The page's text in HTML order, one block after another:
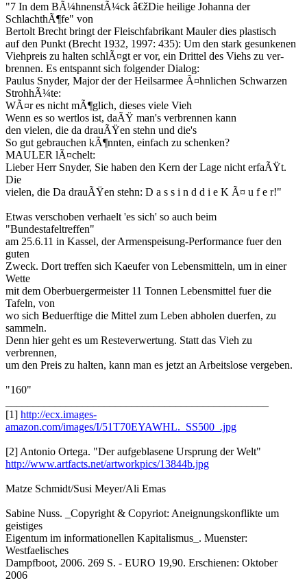
"7 In dem BÃ¼hnenstÃ¼ck â€žDie heilige Johanna der
SchlachthÃ¶fe" von
Bertolt Brecht bringt der Fleischfabrikant Mauler dies plastisch
auf den Punkt (Brecht 1932, 1997: 435): Um den stark gesunkenen
Viehpreis zu halten schlÃ¤gt er vor, ein Drittel des Viehs zu ver-
brennen. Es entspannt sich folgender Dialog:
Paulus Snyder, Major der der Heilsarmee Ã¤hnlichen Schwarzen
StrohhÃ¼te:
WÃ¤r es nicht mÃ¶glich, dieses viele Vieh
Wenn es so wertlos ist, daÃŸ man's verbrennen kann
den vielen, die da drauÃŸen stehn und die's
So gut gebrauchen kÃ¶nnten, einfach zu schenken?
MAULER lÃ¤chelt:
Lieber Herr Snyder, Sie haben den Kern der Lage nicht erfaÃŸt.
Die
vielen, die Da drauÃŸen stehn: D a s s i n d d i e K Ã¤ u f e r!"
Etwas verschoben verhaelt 'es sich' so auch beim
"Bundestafeltreffen"
am 25.6.11 in Kassel, der Armenspeisung-Performance fuer den
guten
Zweck. Dort treffen sich Kaeufer von Lebensmitteln, um in einer
Wette
mit dem Oberbuergermeister 11 Tonnen Lebensmittel fuer die
Tafeln, von
wo sich Beduerftige die Mittel zum Leben abholen duerfen, zu
sammeln.
Denn hier geht es um Resteverwertung. Statt das Vieh zu
verbrennen,
um den Preis zu halten, kann man es jetzt an Arbeitslose vergeben.
"160"
[1] http://ecx.images-
amazon.com/images/I/51T70EYAWHL._SS500_.jpg
[2] Antonio Ortega. "Der aufgeblasene Ursprung der Welt"
http://www.artfacts.net/artworkpics/13844b.jpg
Matze Schmidt/Susi Meyer/Ali Emas
Sabine Nuss. _Copyright & Copyriot: Aneignungskonflikte um
geistiges
Eigentum im informationellen Kapitalismus_. Muenster:
Westfaelisches
Dampfboot, 2006. 269 S. - EURO 19,90. Erschienen: Oktober
2006